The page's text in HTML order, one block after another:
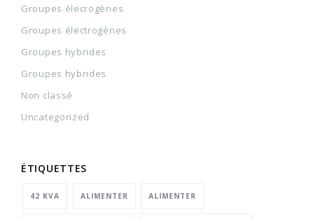
Groupes élecrogènes
Groupes électrogènes
Groupes hybrides
Groupes hybrides
Non classé
Uncategorized
ÉTIQUETTES
42 KVA ALIMENTER ALIMENTER